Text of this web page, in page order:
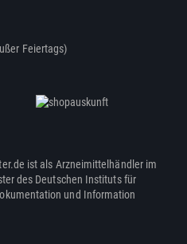
Feiertags)
ist als Arzneimittelhändler im
des Deutschen Instituts für
und Information